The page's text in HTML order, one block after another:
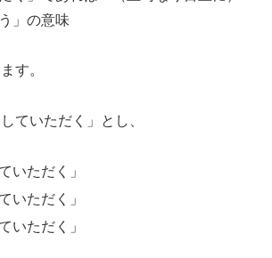
」の意味
す。
ていただく」とし、
いただく」
いただく」
いただく」